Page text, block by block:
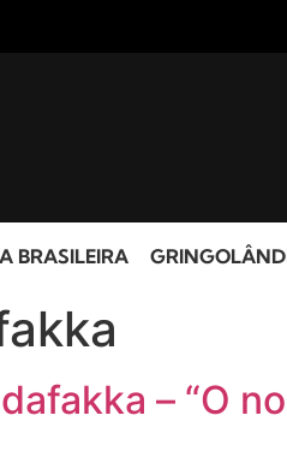
BRASILEIRA
– “O